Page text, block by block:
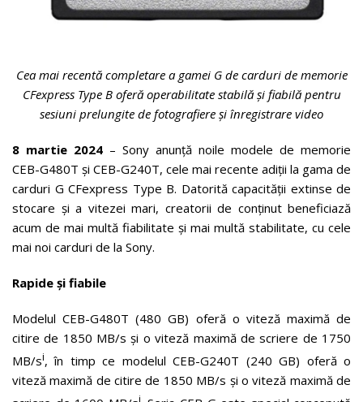
Cea mai recentă completare a gamei G de carduri de memorie
CFexpress Type B oferă operabilitate stabilă și fiabilă pentru
sesiuni prelungite de fotografiere și înregistrare video
8 martie 2024 – Sony anunță noile modele de memorie
CEB-G480T și CEB-G240T, cele mai recente adiții la gama de
carduri G CFexpress Type B. Datorită capacității extinse de
stocare și a vitezei mari, creatorii de conținut beneficiază
acum de mai multă fiabilitate și mai multă stabilitate, cu cele
mai noi carduri de la Sony.
Rapide și fiabile
Modelul CEB-G480T (480 GB) oferă o viteză maximă de
citire de 1850 MB/s și o viteză maximă de scriere de 1750
MB/si, în timp ce modelul CEB-G240T (240 GB) oferă o
viteză maximă de citire de 1850 MB/s și o viteză maximă de